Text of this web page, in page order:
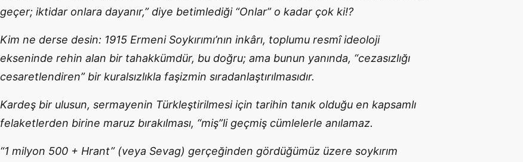
geçer; iktidar onlara dayanır,” diye betimlediği “Onlar” o kadar çok ki!?
Kim ne derse desin: 1915 Ermeni Soykırımı’nın inkârı, toplumu resmî ideoloji
ekseninde rehin alan bir tahakkümdür, bu doğru; ama bunun yanında, “cezasızlığı
cesaretlendiren” bir kuralsızlıkla faşizmin sıradanlaştırılmasıdır.
Kardeş bir ulusun, sermayenin Türkleştirilmesi için tarihin tanık olduğu en kapsamlı
felaketlerden birine maruz bırakılması, “miş”li geçmiş cümlelerle anılamaz.
“1 milyon 500 + Hrant” (veya Sevag) gerçeğinden gördüğümüz üzere soykırım